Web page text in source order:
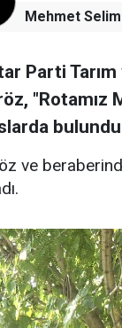
Mehmet Selim
Parti Tarım
"Rotamız
ve